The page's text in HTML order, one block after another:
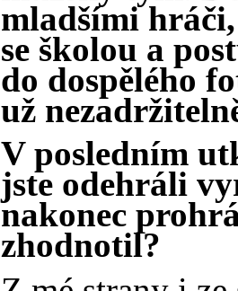
mladšími
se školou a
do dospělého
už
V posledním
jste odehráli
nakonec
zhodnotil?